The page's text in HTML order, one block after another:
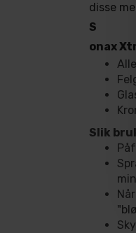
disse
S
onax
Slik